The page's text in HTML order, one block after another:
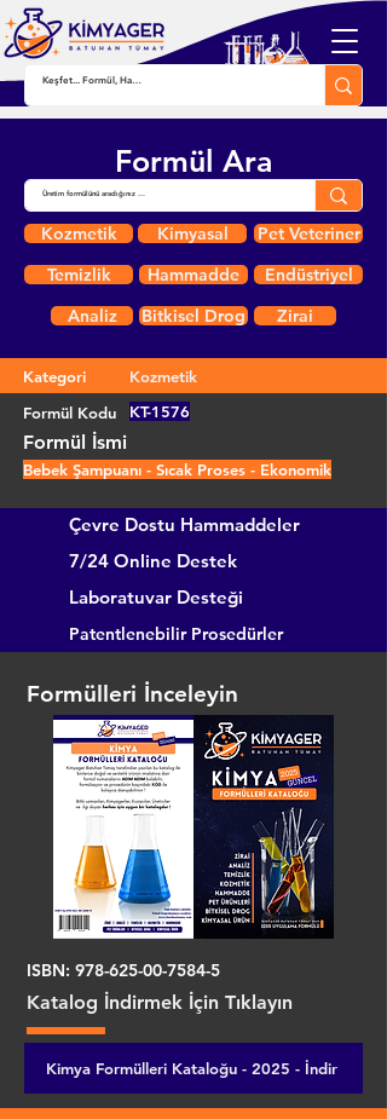
Formül Ara
Kozmetik Kimyasal
Pet Veteriner
Temizlik
Hammadde
Endüstriyel
Analiz
Bitkisel Drog Zirai
Kategori
Kozmetik
Formül Kodu
KT-1576
Formül İsmi
Bebek Şampuanı - Sıcak Proses - Ekonomik
Çevre Dostu Hammaddeler
7/24 Online Destek
Laboratuvar Desteği
Patentlenebilir Prosedürler
Formülleri İnceleyin
ISBN: 978-625-00-7584-5
Katalog İndirmek İçin Tıklayın
Kimya Formülleri Kataloğu - 2025 - İndir